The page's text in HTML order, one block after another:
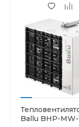
Ballu BHP-MW-